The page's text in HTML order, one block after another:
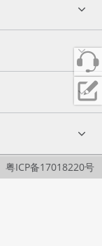
粤ICP备17018220号